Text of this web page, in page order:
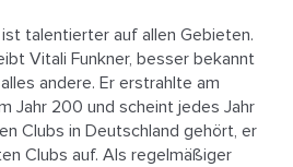
talentierter auf allen Gebieten.
Vitali Funkner, besser bekannt
andere. Er erstrahlte am
Jahr 200 und scheint jedes Jahr
Clubs in Deutschland gehört, er
Clubs auf. Als regelmäßiger